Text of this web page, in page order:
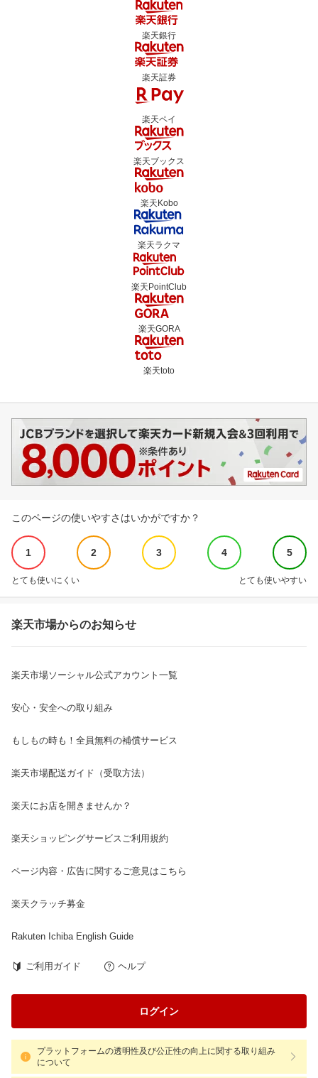
楽天銀行
楽天証券
楽天ペイ
楽天ブックス
楽天Kobo
楽天ラクマ
楽天PointClub
楽天GORA
楽天toto
このページの使いやすさはいかがですか？
1 2 3 4 5
とても使いにくい とても使いやすい
楽天市場からのお知らせ
楽天市場ソーシャル公式アカウント一覧
安心・安全への取り組み
もしもの時も！全員無料の補償サービス
楽天市場配送ガイド（受取方法）
楽天にお店を開きませんか？
楽天ショッピングサービスご利用規約
ページ内容・広告に関するご意見はこちら
楽天クラッチ募金
Rakuten Ichiba English Guide
ご利用ガイド ヘルプ
ログイン
プラットフォームの透明性及び公正性の向上に関する取り組み
について